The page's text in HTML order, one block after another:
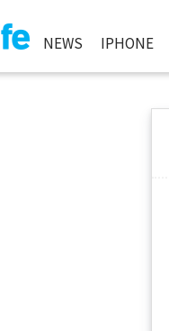
NEWS IPHONE